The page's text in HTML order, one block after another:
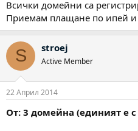
Всички домейни са
Приемам плащане по ипей и
S stroej
Active Member
22 Април 2014
От: 3 домейна (единият е с